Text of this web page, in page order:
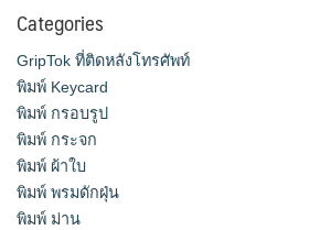
Categories
GripTok ที่ติดหลังโทรศัพท์
พิมพ์ Keycard
พิมพ์ กรอบรูป
พิมพ์ กระจก
พิมพ์ ผ้าใบ
พิมพ์ พรมดักฝุ่น
พิมพ์ ม่าน